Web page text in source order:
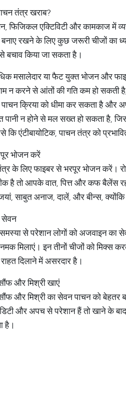
तंत्र खराब?
फिजिकल एक्टिविटी और कामकाज में
रखने के लिए कुछ जरूरी चीजों का
किया जा सकता है।
मसालेदार या फैट युक्त भोजन और
न करने से आंतों की गति कम हो
क्रिया को धीमा कर सकता है और
पानी न होने से मल सख्त हो सकता
कि एंटीबायोटिक, पाचन तंत्र को
भोजन करें
के लिए फाइबर से भरपूर भोजन करें।
है तो आपके वात, पित्त और कफ बैलेंस
साबुत अनाज, दालें, और बीन्स,
सेवन
से परेशान लोगों को अजवाइन
मिलाएं। इन तीनों चीजों को मिक्स
दिलाने में असरदार है।
और मिश्री खाएं
और मिश्री का सेवन पाचन को बेहतर
और अपच से परेशान हैं तो खाने के
है।